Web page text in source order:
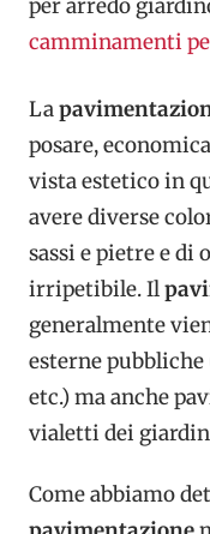
per arredo
camminamenti
La
posare,
vista estetico in
avere diverse
sassi e pietre e di
irripetibile. Il
generalmente
esterne
etc.) ma anche
vialetti dei
Come abbiamo